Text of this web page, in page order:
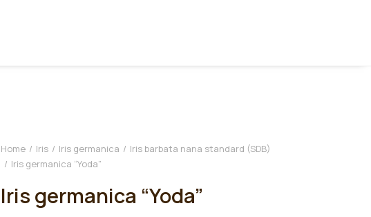
Home Iris Iris germanica
Iris barbata nana standard (SDB)
Iris germanica “Yoda”
Iris germanica “Yoda”